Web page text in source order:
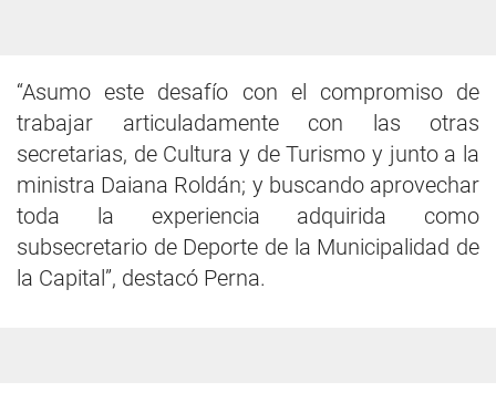
“Asumo este desafío con el compromiso de
trabajar articuladamente con las otras
secretarias, de Cultura y de Turismo y junto a la
ministra Daiana Roldán; y buscando aprovechar
toda la experiencia adquirida como
subsecretario de Deporte de la Municipalidad de
la Capital”, destacó Perna.